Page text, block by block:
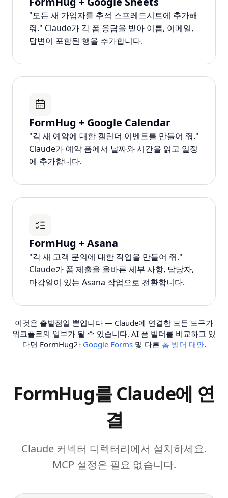
"모든 새 가입자를 추적 스프레드시트에 추가해
줘." Claude가 각 폼 응답을 받아 이름, 이메일,
답변이 포함된 행을 추가합니다.
FormHug + Google Calendar
"각 새 예약에 대한 캘린더 이벤트를 만들어 줘."
Claude가 예약 폼에서 날짜와 시간을 읽고 일정
에 추가합니다.
FormHug + Asana
"각 새 고객 문의에 대한 작업을 만들어 줘."
Claude가 폼 제출을 올바른 세부 사항, 담당자,
마감일이 있는 Asana 작업으로 전환합니다.
이것은 출발점일 뿐입니다 — Claude에 연결한 모든 도구가
워크플로의 일부가 될 수 있습니다. AI 폼 빌더를 비교하고 있
다면 FormHug가 Google Forms 및 다른 폼 빌더 대안.
FormHug를 Claude에 연
결
Claude 커넥터 디렉터리에서 설치하세요.
MCP 설정은 필요 없습니다.